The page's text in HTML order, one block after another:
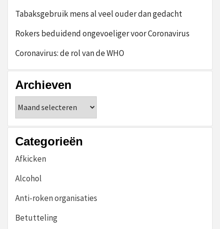
Tabaksgebruik mens al veel ouder dan gedacht
Rokers beduidend ongevoeliger voor Coronavirus
Coronavirus: de rol van de WHO
Archieven
Categorieën
Afkicken
Alcohol
Anti-roken organisaties
Betutteling